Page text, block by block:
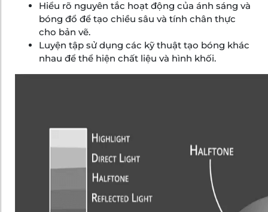
Hiểu rõ nguyên tắc hoạt động của ánh sáng và
bóng đổ để tạo chiều sâu và tính chân thực
cho bản vẽ.
Luyện tập sử dụng các kỹ thuật tạo bóng khác
nhau để thể hiện chất liệu và hình khối.